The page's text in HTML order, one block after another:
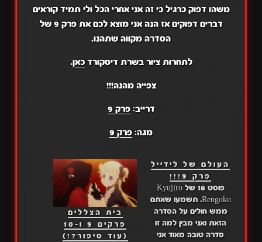
משהו דפוק כרגיל כי זה אני אחרי הכל ולי תמיד קוראים
דברים דפוקים אז הנה אני מוצא לכם את פרק 9 של
הסדרה מקווה שתהנו.
לתחרות ציור בשרת דיסקורדכאן.
צפייה מהנה!!!
דרייב:פרק 9
מגה: פרק 9
העולם של לידייל
פרק 9!!!
פוסט 18 של Kyujiro
Rengoku. תשמעו שאתם
ממש חולים על הסדרה
הזאת ואני מבין למה זו
סדרה טובה מאוד אני
בית הצללים
פרקים 9 ו-10
(עוד סיפור?!)